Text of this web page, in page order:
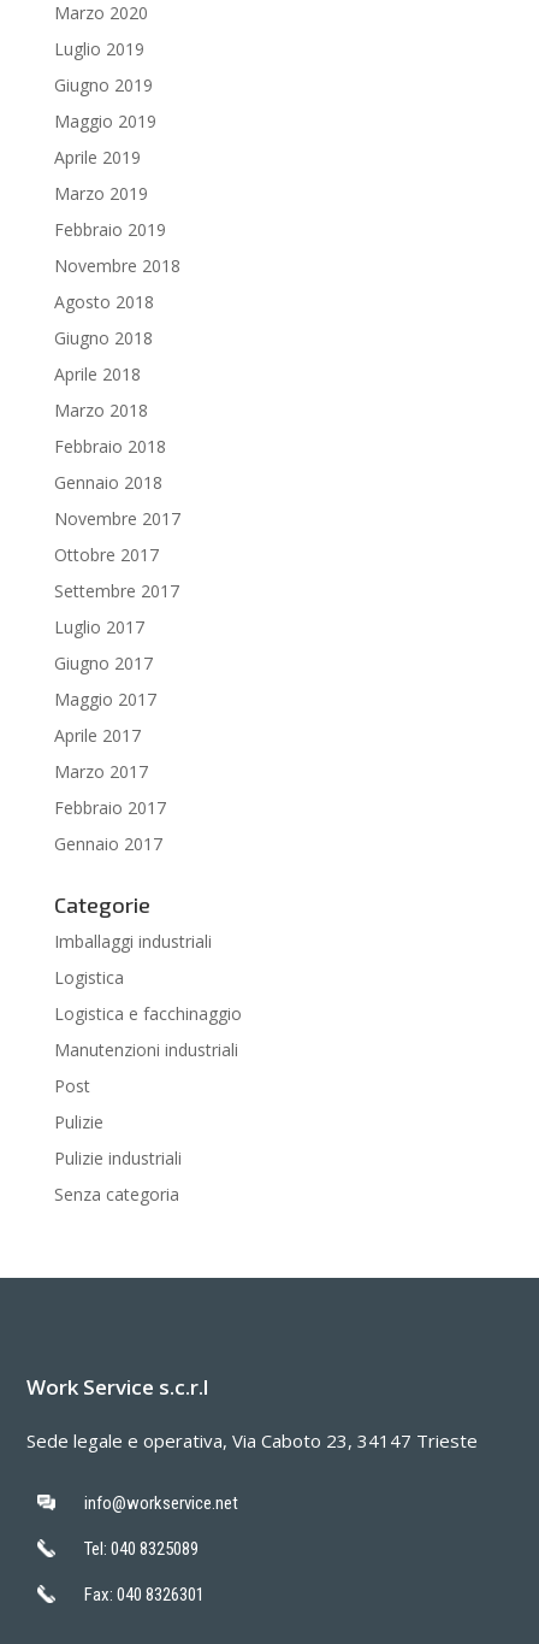
Marzo 2020
Luglio 2019
Giugno 2019
Maggio 2019
Aprile 2019
Marzo 2019
Febbraio 2019
Novembre 2018
Agosto 2018
Giugno 2018
Aprile 2018
Marzo 2018
Febbraio 2018
Gennaio 2018
Novembre 2017
Ottobre 2017
Settembre 2017
Luglio 2017
Giugno 2017
Maggio 2017
Aprile 2017
Marzo 2017
Febbraio 2017
Gennaio 2017
Categorie
Imballaggi industriali
Logistica
Logistica e facchinaggio
Manutenzioni industriali
Post
Pulizie
Pulizie industriali
Senza categoria
Work Service s.c.r.l
Sede legale e operativa, Via Caboto 23, 34147 Trieste
info@workservice.net
Tel: 040 8325089
Fax: 040 8326301